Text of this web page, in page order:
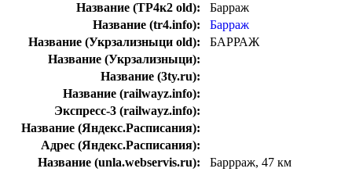
Название (ТР4к2 old):
Барраж
Название (tr4.info):
Барраж
Название (Укрзализныци old):
БАРРАЖ
Название (Укрзализныци):
Название (3ty.ru):
Название (railwayz.info):
Экспресс-3 (railwayz.info):
Название (Яндекс.Расписания):
Адрес (Яндекс.Расписания):
Название (unla.webservis.ru):
Баррраж, 47 км